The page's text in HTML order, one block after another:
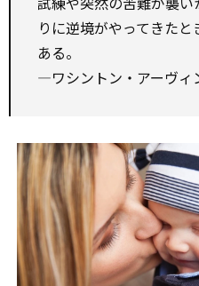
りに逆境がやってきた
ある。
—ワシントン・アーヴィ